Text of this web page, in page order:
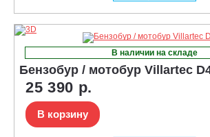
В наличии на складе
Бензобур / мотобур Villartec
25 390 р.
В корзину